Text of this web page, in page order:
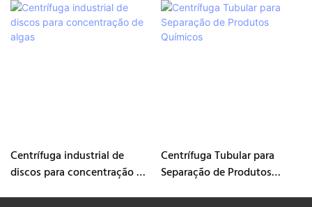
Centrífuga industrial de
discos para concentração de
Centrífuga Tubular para
Separação de Produtos